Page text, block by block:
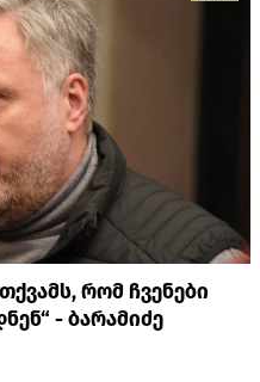
რომ ჩვენები
- ბარამიძე